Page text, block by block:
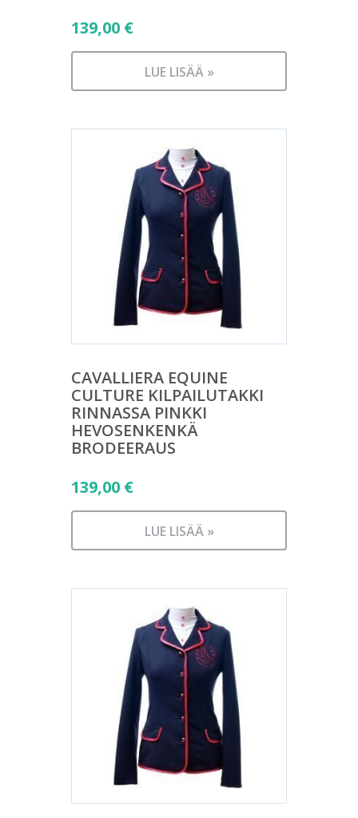
139,00 €
LUE LISÄÄ »
CAVALLIERA EQUINE
CULTURE KILPAILUTAKKI
RINNASSA PINKKI
HEVOSENKENKÄ
BRODEERAUS
139,00 €
LUE LISÄÄ »